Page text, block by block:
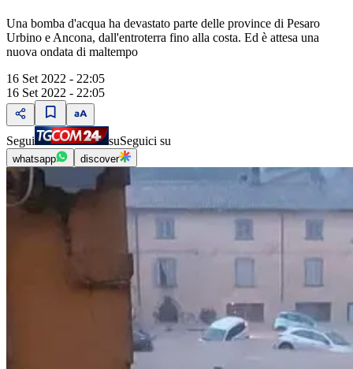
Una bomba d'acqua ha devastato parte delle province di Pesaro
Urbino e Ancona, dall'entroterra fino alla costa. Ed è attesa una
nuova ondata di maltempo
16 Set 2022 - 22:05
16 Set 2022 - 22:05
Segui suSeguici su
whatsapp discover